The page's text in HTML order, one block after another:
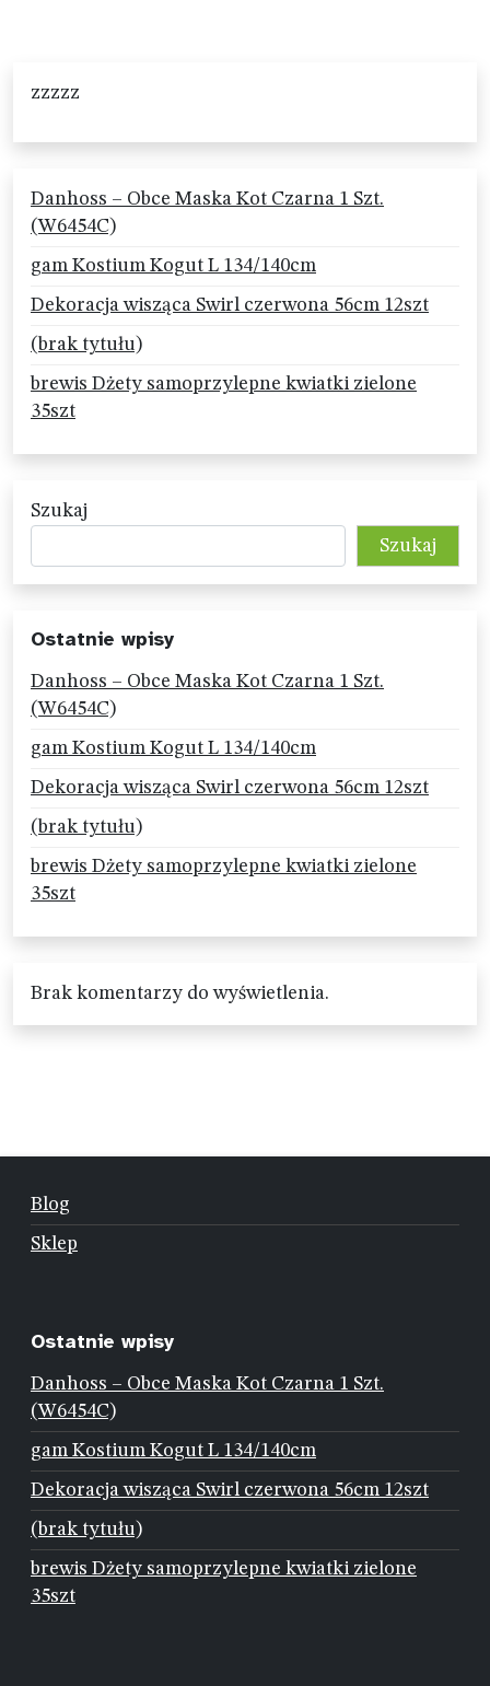
zzzzz
Danhoss – Obce Maska Kot Czarna 1 Szt.
(W6454C)
gam Kostium Kogut L 134/140cm
Dekoracja wisząca Swirl czerwona 56cm 12szt
(brak tytułu)
brewis Dżety samoprzylepne kwiatki zielone
35szt
Szukaj
Szukaj
Ostatnie wpisy
Danhoss – Obce Maska Kot Czarna 1 Szt.
(W6454C)
gam Kostium Kogut L 134/140cm
Dekoracja wisząca Swirl czerwona 56cm 12szt
(brak tytułu)
brewis Dżety samoprzylepne kwiatki zielone
35szt
Brak komentarzy do wyświetlenia.
Blog
Sklep
Ostatnie wpisy
Danhoss – Obce Maska Kot Czarna 1 Szt.
(W6454C)
gam Kostium Kogut L 134/140cm
Dekoracja wisząca Swirl czerwona 56cm 12szt
(brak tytułu)
brewis Dżety samoprzylepne kwiatki zielone
35szt